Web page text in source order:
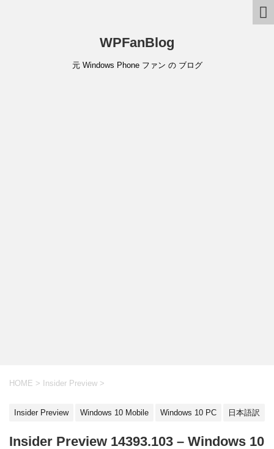
WPFanBlog
元 Windows Phone ファン の ブログ
HOME > Insider Preview >
Insider Preview Windows 10 Mobile Windows 10 PC 日本語訳
Insider Preview 14393.103 – Windows 10